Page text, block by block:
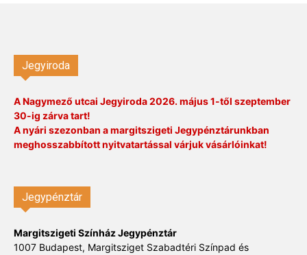
Jegyiroda
A Nagymező utcai Jegyiroda 2026. május 1-től szeptember
30-ig zárva tart!
A nyári szezonban a margitszigeti Jegypénztárunkban
meghosszabbított nyitvatartással várjuk vásárlóinkat!
Jegypénztár
Margitszigeti Színház Jegypénztár
1007 Budapest, Margitsziget Szabadtéri Színpad és